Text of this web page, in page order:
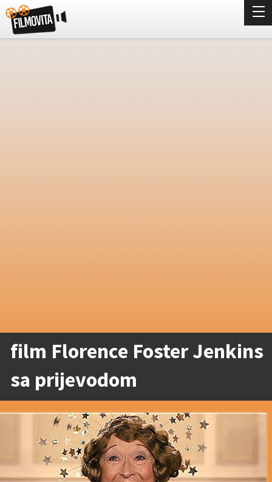
film Florence Foster Jenkins
sa prijevodom